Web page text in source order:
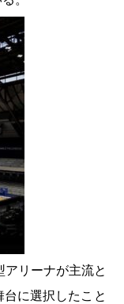
リーナが主流と
に選択したこと